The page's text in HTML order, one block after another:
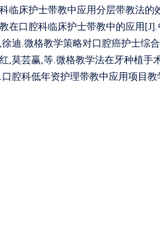
临床护士带教中应用分层带教法的
在口腔科临床护士带教中的应用[J].
迪.微格教学策略对口腔癌护士综
,莫芸赢,等.微格教学法在牙种植手
腔科低年资护理带教中应用项目